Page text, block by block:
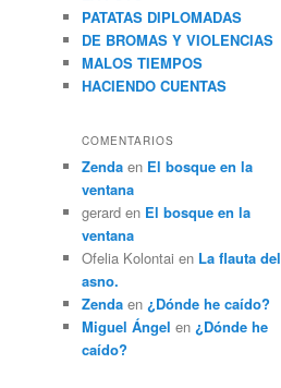
r
PATATAS DIPLOMADAS
DE BROMAS Y VIOLENCIAS
MALOS TIEMPOS
HACIENDO CUENTAS
COMENTARIOS
Zenda en El bosque en la
ventana
gerard en El bosque en la
ventana
Ofelia Kolontai en La flauta del
asno.
Zenda en ¿Dónde he caído?
Miguel Ángel en ¿Dónde he
caído?